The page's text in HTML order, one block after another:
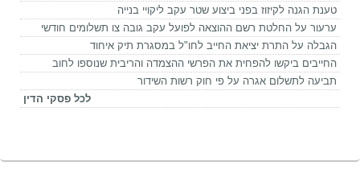
טענת הגנה לקיזוז בפני ביצוע שטר עקב ליקויי בנייה
ערעור על החלטת רשם ההוצאה לפועל עקב גובה צו תשלומים חודשי
הגבלה על התרת יציאת החייב לחו"ל במסגרת תיק איחוד
החייבים ביקשו להפחית את הפרשי ההצמדה והריבית שנוספו לחוב
תביעה לתשלום אגרה על פי חוק רשות השידור
לכל פסקי הדין